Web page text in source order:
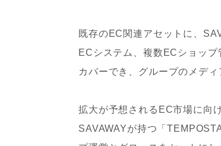
既存のEC関連アセットに、
ECシステム、複数ECショッ
カバーでき、グループのメデ
拡大が予想されるEC市場に向
SAVAWAYが持つ「